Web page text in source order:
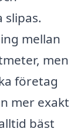
slipas.
mellan
men
företag
mer exakt
bäst